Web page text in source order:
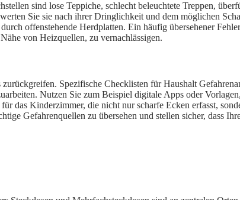
sind lose Teppiche, schlecht beleuchtete Treppen,
Sie sie nach ihrer Dringlichkeit und dem möglichen
offenstehende Herdplatten. Ein häufig übersehener
von Heizquellen, zu vernachlässigen.
Spezifische Checklisten für Haushalt
Nutzen Sie zum Beispiel digitale Apps oder
das Kinderzimmer, die nicht nur scharfe Ecken erfasst,
Gefahrenquellen zu übersehen und stellen sicher, dass